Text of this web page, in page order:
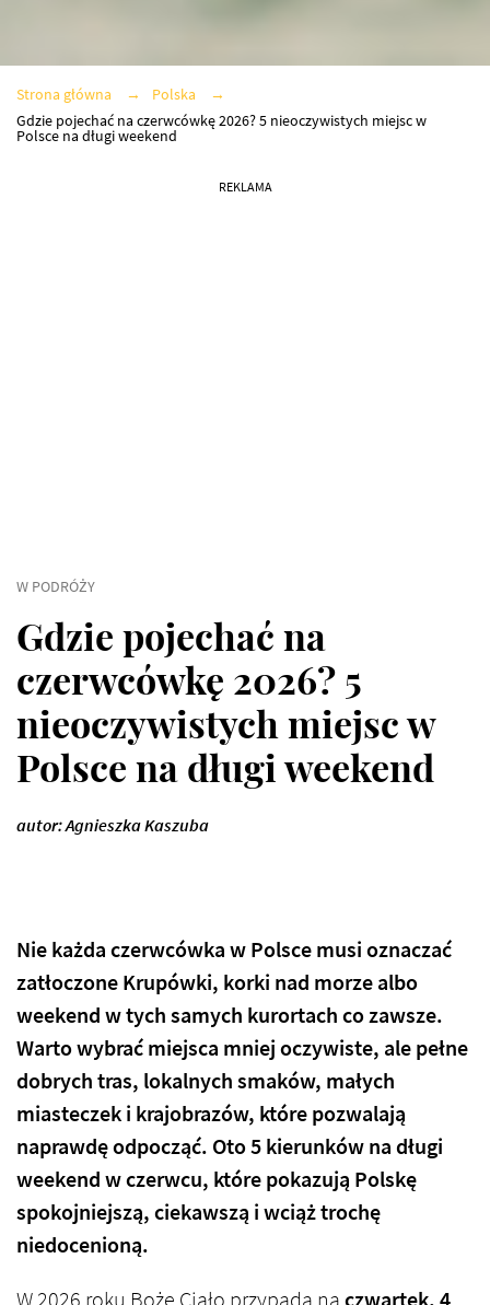
Strona główna
Polska
Gdzie pojechać na czerwcówkę 2026? 5 nieoczywistych miejsc w
Polsce na długi weekend
REKLAMA
W PODRÓŻY
Gdzie pojechać na
czerwcówkę 2026? 5
nieoczywistych miejsc w
Polsce na długi weekend
autor: Agnieszka Kaszuba
Nie każdaczerwcówka w Polscemusi oznaczać
zatłoczone Krupówki, korki nad morze albo
weekend w tych samych kurortach co zawsze.
Warto wybrać miejsca mniej oczywiste, ale pełne
dobrych tras, lokalnych smaków, małych
miasteczek i krajobrazów, które pozwalają
naprawdę odpocząć. Oto 5 kierunków na długi
weekend w czerwcu, które pokazują Polskę
spokojniejszą, ciekawszą i wciąż trochę
niedocenioną.